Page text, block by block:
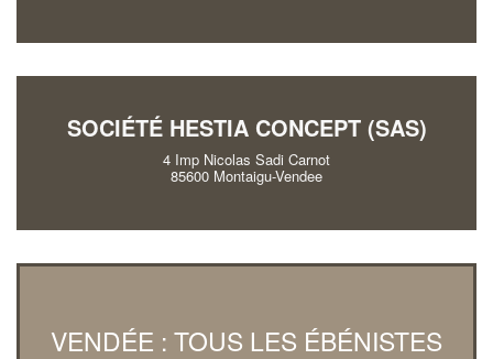
SOCIÉTÉ HESTIA CONCEPT (SAS)
4 Imp Nicolas Sadi Carnot
85600 Montaigu-Vendee
VENDÉE : TOUS LES ÉBÉNISTES